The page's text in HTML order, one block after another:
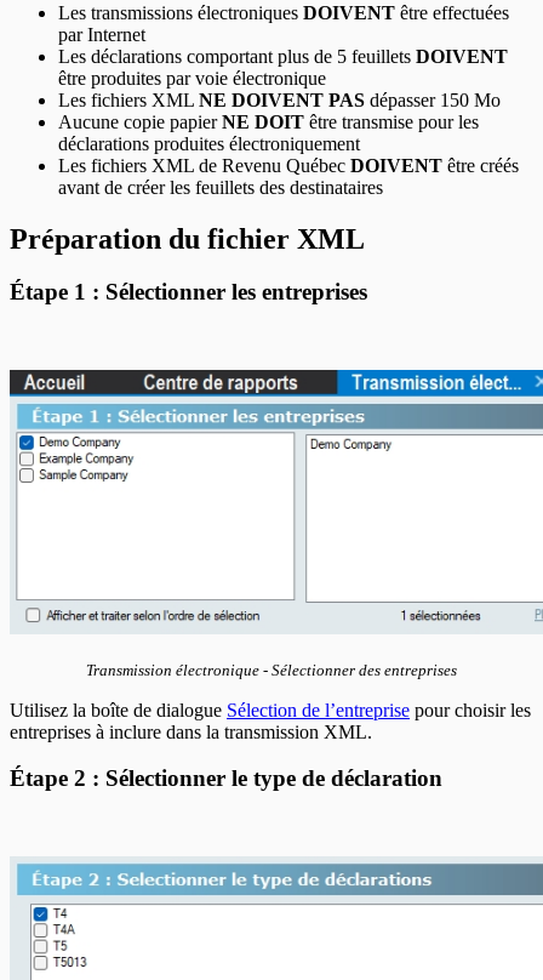
Les transmissions électroniques DOIVENT être effectuées
par Internet
Les déclarations comportant plus de 5 feuillets DOIVENT
être produites par voie électronique
Les fichiers XML NE DOIVENT PAS dépasser 150 Mo
Aucune copie papierNE DOIT être transmise pour les
déclarations produites électroniquement
Les fichiers XML de Revenu Québec DOIVENT être créés
avant de créer les feuillets des destinataires
Préparation du fichier XML
Étape 1 : Sélectionner les entreprises
Transmission électronique - Sélectionner des entreprises
Utilisez la boîte de dialogue Sélection de l’entreprise pour choisir les
entreprises à inclure dans la transmission XML.
Étape 2 : Sélectionner le type de déclaration